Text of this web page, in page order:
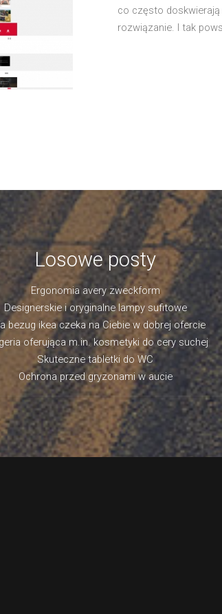
co często doskwierają
rozwiązanie. I tak
Losowe posty
Ergonomia avery zweckform
Designerskie i oryginalne lampy sufitowe
bezug ikea czeka na Ciebie w dobrej ofercie
oferująca m.in. kosmetyki do cery suchej
Skuteczne tabletki do WC
Ochrona przed gryzonami w aucie